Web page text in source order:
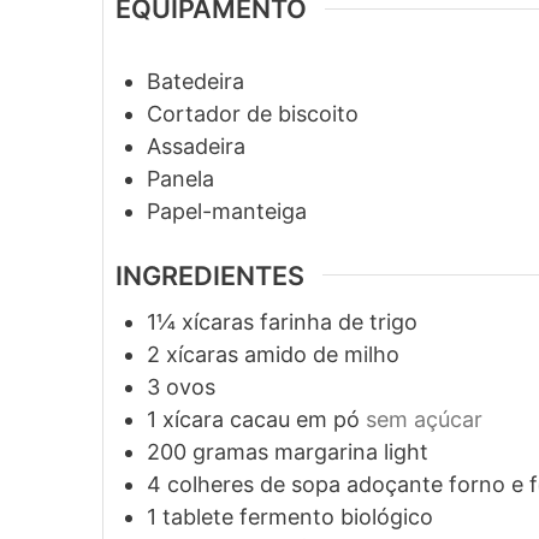
EQUIPAMENTO
Batedeira
Cortador de biscoito
Assadeira
Panela
Papel-manteiga
INGREDIENTES
1¼ xícaras farinha de trigo
2 xícaras amido de milho
3 ovos
1 xícara cacau em pó sem açúcar
200 gramas margarina light
4 colheres de sopa adoçante forno e
1 tablete fermento biológico